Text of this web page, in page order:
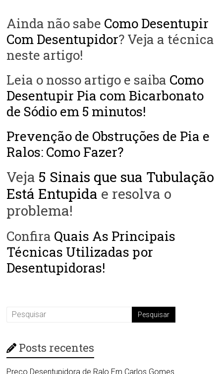
Ainda não sabe Como Desentupir
Com Desentupidor? Veja a técnica
neste artigo!
Leia o nosso artigo e saiba Como
Desentupir Pia com Bicarbonato
de Sódio em 5 minutos!
Prevenção de Obstruções de Pia e
Ralos: Como Fazer?
Veja 5 Sinais que sua Tubulação
Está Entupida e resolva o
problema!
Confira Quais As Principais
Técnicas Utilizadas por
Desentupidoras!
Posts recentes
Preço Desentupidora de Ralo Em Carlos Gomes